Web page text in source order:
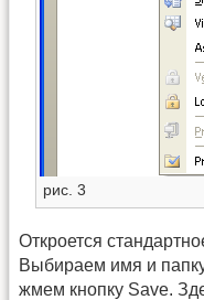
рис. 3
Откроется
Выбираем имя и
жмем кнопку Save.